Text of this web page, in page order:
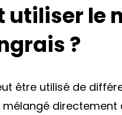
utiliser le
?
être utilisé de